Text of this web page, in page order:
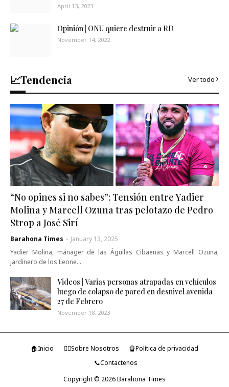
April 13, 2023
Opinión | ONU quiere destruir a RD
November 14, 2022
📈Tendencia Ver todo
“No opines si no sabes”: Tensión entre Yadier
Molina y Marcell Ozuna tras pelotazo de Pedro
Strop a José Sirí
Barahona Times - January 13, 2025
Yadier Molina, mánager de las Águilas Cibaeñas y Marcell Ozuna,
jardinero de los Leone…
Videos | Varias personas atrapadas en vehículos
luego de colapso de pared en desnivel avenida
27 de Febrero
November 18, 2023
🏠Inicio 🤷‍♂️Sobre Nosotros
🔏Política de privacidad
📞Contactenos
Copyright © 2026Barahona Times